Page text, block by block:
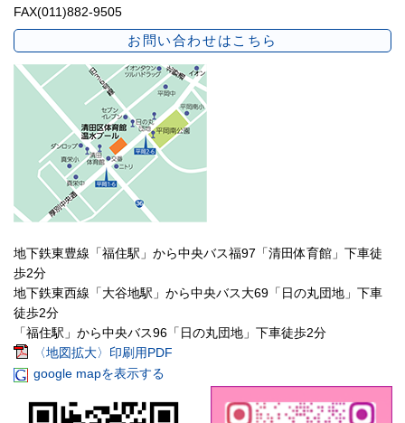
FAX(011)882-9505
お問い合わせはこちら
地下鉄東豊線「福住駅」から中央バス福97「清田体育館」下車徒
歩2分
地下鉄東西線「大谷地駅」から中央バス大69「日の丸団地」下車
徒歩2分
「福住駅」から中央バス96「日の丸団地」下車徒歩2分
〈地図拡大〉印刷用PDF
google mapを表示する